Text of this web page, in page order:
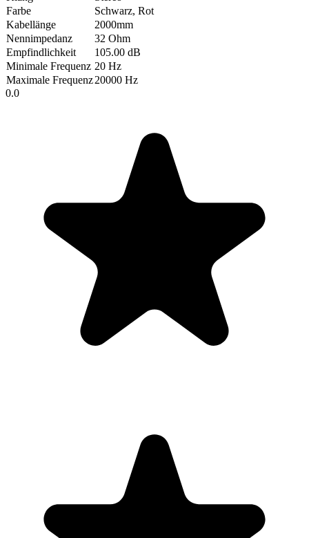
Farbe
Schwarz, Rot
Kabellänge
2000mm
Nennimpedanz
32 Ohm
Empfindlichkeit
105.00 dB
Minimale Frequenz 20 Hz
Maximale Frequenz20000 Hz
0.0